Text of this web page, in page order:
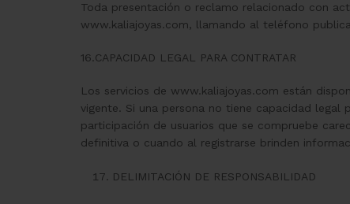
Toda presentación o reclamo relacionado con
www.kaliajoyas.com, llamando al teléfono
16.CAPACIDAD LEGAL PARA CONTRATAR
Los servicios de www.kaliajoyas.com están
vigente. Si una persona no tiene capacidad
participación de usuarios que se compruebe
definitiva o cuando al registrarse brinden
DELIMITACIÓN DE RESPONSABILIDAD